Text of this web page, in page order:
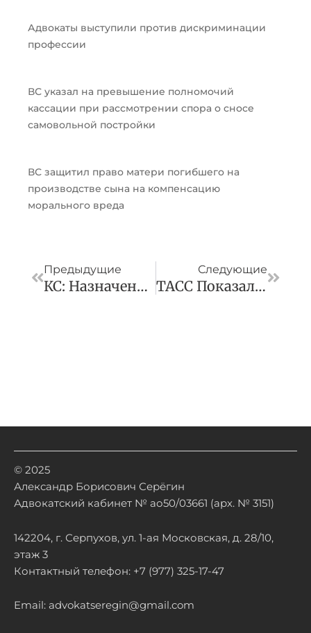
Адвокаты выступили против дискриминации
профессии
ВС указал на превышение полномочий
кассации при рассмотрении спора о сносе
самовольной постройки
ВС защитил право матери погибшего на
производстве сына на компенсацию
морального вреда
Предыдущие
КС: Назначенные По Итогам Проверки Постановления Должны Учитываться Как Одно
Следующие
ТАСС Показал Документ Об Аресте ₽100 Трлн По Делу «Макфы»
© 2025
Александр Борисович Серёгин
Адвокатский кабинет № ао50/03661 (арх. № 3151)
142204, г. Серпухов, ул. 1-ая Московская, д. 28/10,
этаж 3
Контактный телефон: +7 (977) 325-17-47
Email: advokatseregin@gmail.com